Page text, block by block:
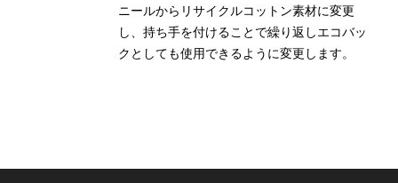
ニールからリサイクルコットン素材に変更
し、持ち手を付けることで繰り返しエコバッ
クとしても使用できるように変更します。